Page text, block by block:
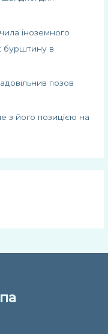
іноземного
бурштину в
позов
з його позицією на